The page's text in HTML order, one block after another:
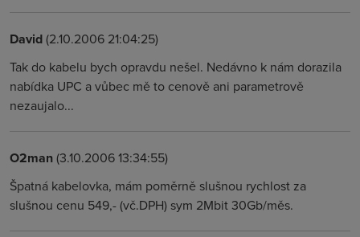
David(2.10.2006 21:04:25)
Tak do kabelu bych opravdu nešel. Nedávno k nám dorazila
nabídka UPC a vůbec mě to cenově ani parametrově
nezaujalo...
O2man(3.10.2006 13:34:55)
Špatná kabelovka, mám poměrně slušnou rychlost za
slušnou cenu 549,- (vč.DPH) sym 2Mbit 30Gb/měs.